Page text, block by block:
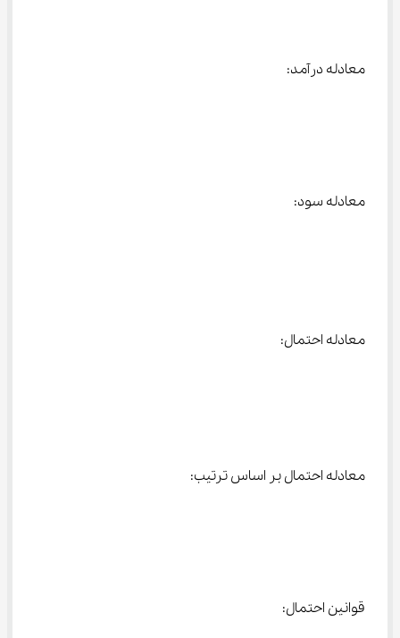
معادله درآمد:
معادله سود:
معادله احتمال:
معادله احتمال بر اساس ترتیب:
قوانین احتمال: